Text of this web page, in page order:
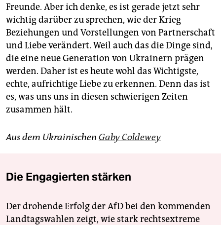
Freunde. Aber ich denke, es ist gerade jetzt sehr
wichtig darüber zu sprechen, wie der Krieg
Beziehungen und Vorstellungen von Partnerschaft
und Liebe verändert. Weil auch das die Dinge sind,
die eine neue Generation von Ukrainern prägen
werden. Daher ist es heute wohl das Wichtigste,
echte, aufrichtige Liebe zu erkennen. Denn das ist
es, was uns uns in diesen schwierigen Zeiten
zusammen hält.
Aus dem Ukrainischen Gaby Coldewey
Die Engagierten stärken
Der drohende Erfolg der AfD bei den kommenden
Landtagswahlen zeigt, wie stark rechtsextreme